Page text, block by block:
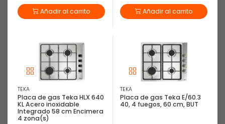
EAN: 8017709324704
Placa Gas Smeg Classic PV364N hobs
Negro Integrado 60 cm on glass 4
zona(s)
Smeg Classic PV364N, Negro, Integrado, 60 cm,
Encimera de gas, Vidrio, 4 zona(s)
Descripción Características
Añadir al carrito Añadir al carrito
TEKA
Placa de gas Teka HLX 640
KL Acero inoxidable
Integrado 58 cm Encimera
4 zona(s)
TEKA
Placa de gas Teka E/60.3
40, 4 fuegos, 60 cm, BUT